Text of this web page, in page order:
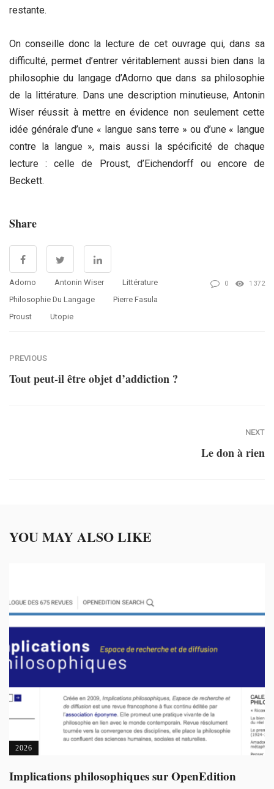
restante.
On conseille donc la lecture de cet ouvrage qui, dans sa
difficulté, permet d’entrer véritablement aussi bien dans la
philosophie du langage d’Adorno que dans sa philosophie
de la littérature. Dans une description minutieuse, Antonin
Wiser réussit à mettre en évidence non seulement cette
idée générale d’une « langue sans terre » ou d’une « langue
contre la langue », mais aussi la spécificité de chaque
lecture : celle de Proust, d’Eichendorff ou encore de
Beckett.
Share
Adorno Antonin Wiser
Littérature
Philosophie Du Langage
Pierre Fasula
Proust
Utopie
0 1372
PREVIOUS
Tout peut-il être objet d’addiction ?
NEXT
Le don à rien
YOU MAY ALSO LIKE
2026
Implications philosophiques sur OpenEdition